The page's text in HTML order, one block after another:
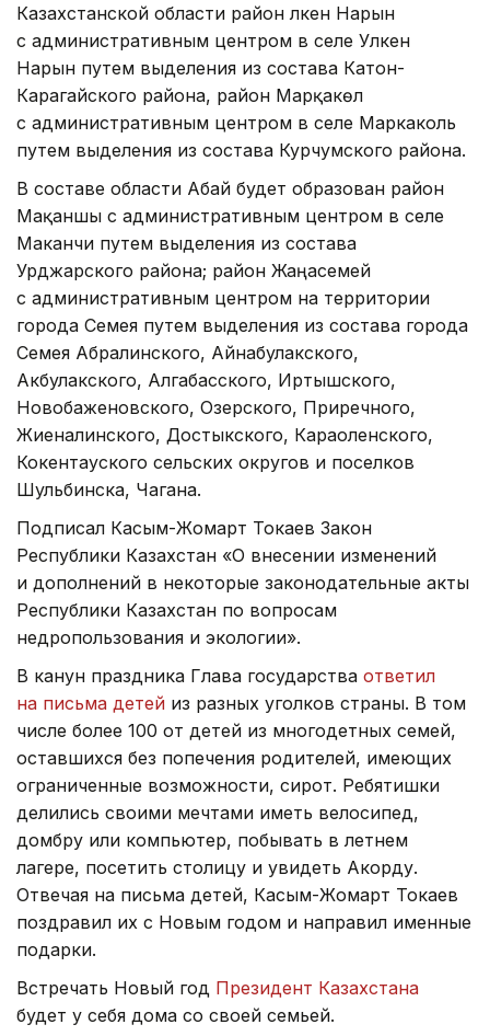
Казахстанской области район Үлкен Нарын
с административным центром в селе Улкен
Нарын путем выделения из состава Катон-
Карагайского района, район Марқакөл
с административным центром в селе Маркаколь
путем выделения из состава Курчумского района.
В составе области Абай будет образован район
Мақаншы с административным центром в селе
Маканчи путем выделения из состава
Урджарского района; район Жаңасемей
с административным центром на территории
города Семея путем выделения из состава города
Семея Абралинского, Айнабулакского,
Акбулакского, Алгабасского, Иртышского,
Новобаженовского, Озерского, Приречного,
Жиеналинского, Достыкского, Караоленского,
Кокентауского сельских округов и поселков
Шульбинска, Чагана.
Подписал Касым-Жомарт Токаев Закон
Республики Казахстан «О внесении изменений
и дополнений в некоторые законодательные акты
Республики Казахстан по вопросам
недропользования и экологии».
В канун праздника Глава государства ответил
на письма детей из разных уголков страны. В том
числе более 100 от детей из многодетных семей,
оставшихся без попечения родителей, имеющих
ограниченные возможности, сирот. Ребятишки
делились своими мечтами иметь велосипед,
домбру или компьютер, побывать в летнем
лагере, посетить столицу и увидеть Акорду.
Отвечая на письма детей, Касым-Жомарт Токаев
поздравил их с Новым годом и направил именные
подарки.
Встречать Новый год Президент Казахстана
будет у себя дома со своей семьей.